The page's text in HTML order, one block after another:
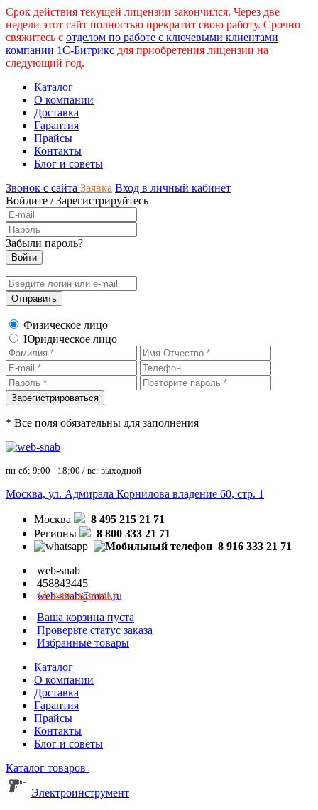
Срок действия текущей лицензии закончился. Через две
недели этот сайт полностью прекратит свою работу. Срочно
свяжитесь с отделом по работе с ключевыми клиентами
компании 1С-Битрикс для приобретения лицензии на
следующий год.
Каталог
О компании
Доставка
Гарантия
Прайсы
Контакты
Блог и советы
Звонок с сайта Заявка Вход в личный кабинет
Войдите /Зарегистрируйтесь
Забыли пароль?
Физическое лицо
Юридическое лицо
* Все поля обязательны для заполнения
пн-сб: 9:00 - 18:00 / вс: выходной
Москва, ул. Адмирала Корнилова владение 60, стр. 1
Москва
8 495 215 21 71
Регионы
8 800 333 21 71
8 916 333 21 71
web-snab
458843445
web-snab@mail.ru
Оставить заявку
Ваша корзина пуста
Проверьте статус заказа
Избранные товары
Каталог
О компании
Доставка
Гарантия
Прайсы
Контакты
Блог и советы
Каталог товаров
Электроинструмент